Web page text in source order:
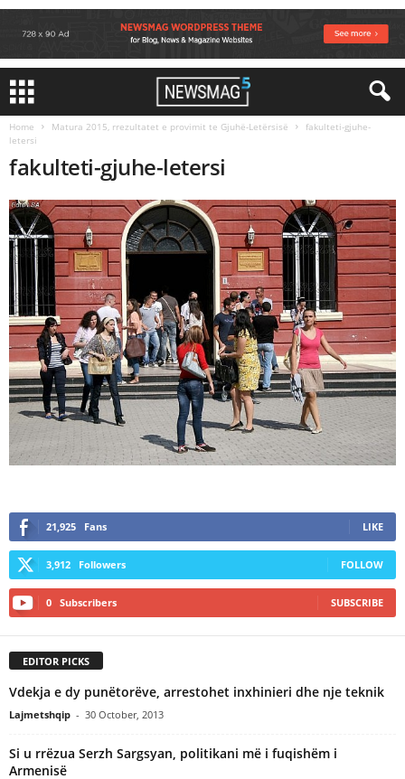
Home Matura 2015, rrezultatet e provimit te Gjuhë-Letërsisë
fakulteti-gjuhe-
letersi
fakulteti-gjuhe-letersi
21,925 Fans LIKE
3,912 Followers FOLLOW
0 Subscribers SUBSCRIBE
EDITOR PICKS
Vdekja e dy punëtorëve, arrestohet inxhinieri dhe nje teknik
Lajmetshqip - 30 October, 2013
Si u rrëzua Serzh Sargsyan, politikani më i fuqishëm i
Armenisë